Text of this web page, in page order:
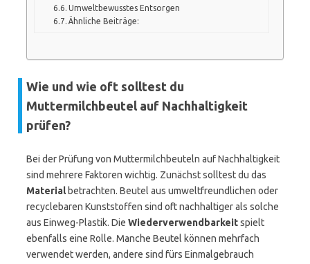
Umweltbewusstes Entsorgen
Ähnliche Beiträge:
Wie und wie oft solltest du
Muttermilchbeutel auf Nachhaltigkeit
prüfen?
Bei der Prüfung von Muttermilchbeuteln auf Nachhaltigkeit
sind mehrere Faktoren wichtig. Zunächst solltest du das
Materialbetrachten. Beutel aus umweltfreundlichen oder
recyclebaren Kunststoffen sind oft nachhaltiger als solche
aus Einweg-Plastik. Die Wiederverwendbarkeitspielt
ebenfalls eine Rolle. Manche Beutel können mehrfach
verwendet werden, andere sind fürs Einmalgebrauch